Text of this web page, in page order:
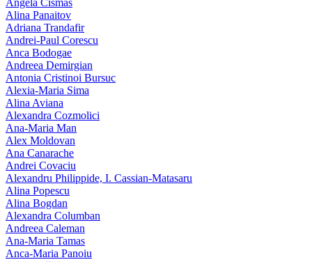
Alina Panaitov
Adriana Trandafir
Andrei-Paul Corescu
Anca Bodogae
Andreea Demirgian
Antonia Cristinoi Bursuc
Alexia-Maria Sima
Alina Aviana
Alexandra Cozmolici
Ana-Maria Man
Alex Moldovan
Ana Canarache
Andrei Covaciu
Alexandru Philippide, I. Cassian‑Matasaru
Alina Popescu
Alina Bogdan
Alexandra Columban
Andreea Caleman
Ana-Maria Tamas
Anca-Maria Panoiu